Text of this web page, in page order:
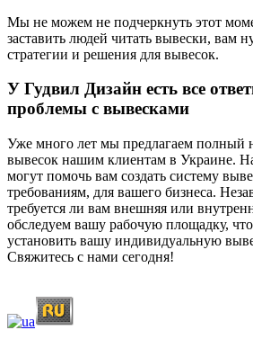
Мы не можем не подчеркнуть этот
заставить людей читать вывески, вам
стратегии и решения для вывесок.
У Гудвил Дизайн есть все
проблемы с вывесками
Уже много лет мы предлагаем полный
вывесок нашим клиентам в Украине.
могут помочь вам создать систему
требованиям, для вашего бизнеса.
требуется ли вам внешняя или
обследуем вашу рабочую площадку,
установить вашу индивидуальную
Свяжитесь с нами сегодня!